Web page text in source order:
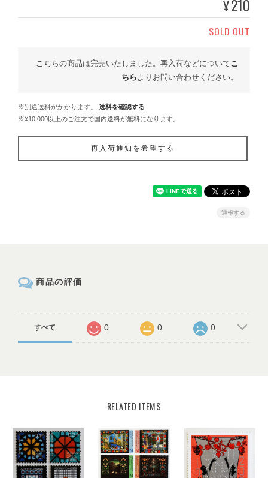
¥210
SOLD OUT
こちらの商品は完売いたしました。再入荷などについてこ
ちら よりお問い合わせください。
※別途送料がかかります。
送料を確認する
※¥10,000以上のご注文で国内送料が無料になります。
再入荷通知を希望する
通報する
商品の評価
すべて 0 0 0
RELATED ITEMS